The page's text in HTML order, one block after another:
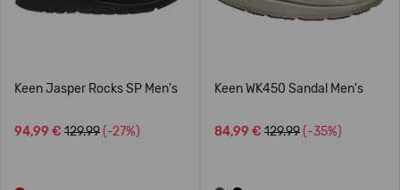
Keen Jasper Rocks SP Men's
94,99 € 129.99 (-27%)
Keen WK450 Sandal Men's
84,99 € 129.99 (-35%)